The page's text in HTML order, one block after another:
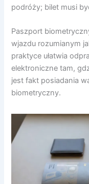
podróży; bilet musi
Paszport
wjazdu rozumianym
praktyce ułatwia
elektroniczne tam,
jest fakt posiadania
biometryczny.